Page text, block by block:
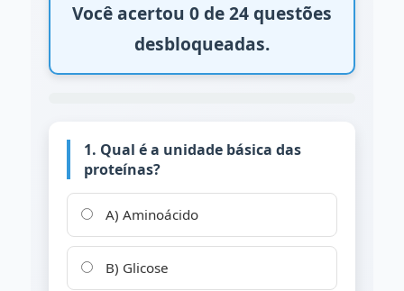
Você acertou 0 de 24 questões
desbloqueadas.
1. Qual é a unidade básica das
proteínas?
A) Aminoácido
B) Glicose